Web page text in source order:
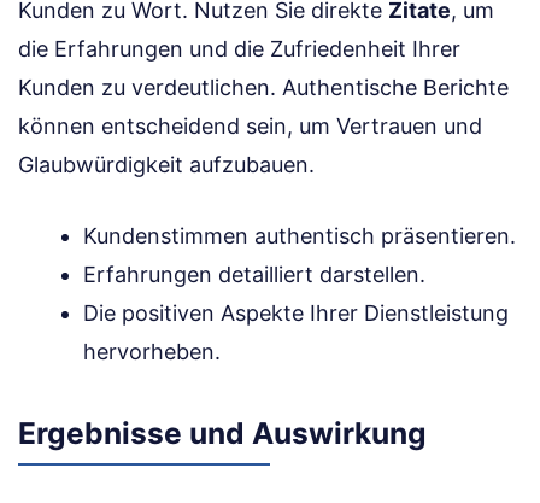
Kunden zu Wort. Nutzen Sie direkte Zitate, um
die Erfahrungen und die Zufriedenheit Ihrer
Kunden zu verdeutlichen. Authentische Berichte
können entscheidend sein, um Vertrauen und
Glaubwürdigkeit aufzubauen.
Kundenstimmen authentisch präsentieren.
Erfahrungen detailliert darstellen.
Die positiven Aspekte Ihrer Dienstleistung
hervorheben.
Ergebnisse und Auswirkung